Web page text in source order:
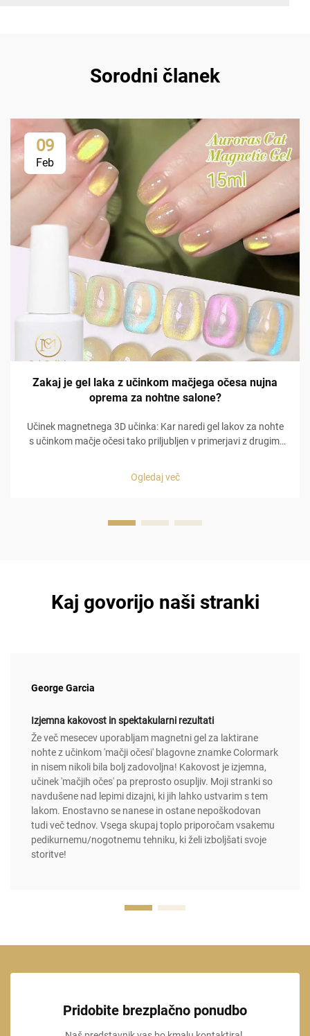
Sorodni članek
09
Feb
Zakaj je gel laka z učinkom mačjega očesa nujna
oprema za nohtne salone?
Učinek magnetnega 3D učinka: Kar naredi gel lakov za nohte
s učinkom mačje očesi tako priljubljen v primerjavi z drugimi
posebno vgrajeno magnetno formulo, ki omogoča ...
Ogledaj več
Kaj govorijo naši stranki
George Garcia
Izjemna kakovost in spektakularni rezultati
Že več mesecev uporabljam magnetni gel za laktirane
nohte z učinkom 'mačji očesi' blagovne znamke Colormark
in nisem nikoli bila bolj zadovoljna! Kakovost je izjemna,
učinek 'mačjih očes' pa preprosto osupljiv. Moji stranki so
navdušene nad lepimi dizajni, ki jih lahko ustvarim s tem
lakom. Enostavno se nanese in ostane nepoškodovan
tudi več tednov. Vsega skupaj toplo priporočam vsakemu
pedikurnemu/nogotnemu tehniku, ki želi izboljšati svoje
storitve!
Pridobite brezplačno ponudbo